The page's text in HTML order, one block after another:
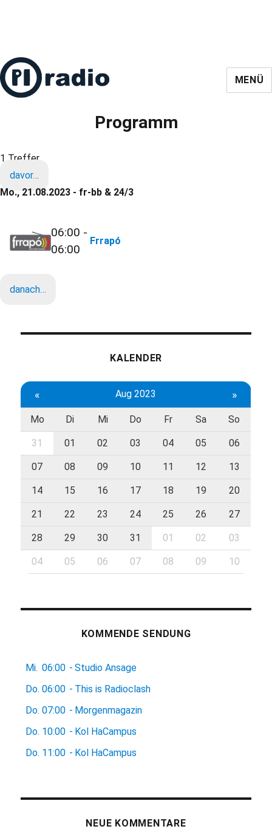
MENÜ
Programm
1 Treffer
davor…
Mo., 21.08.2023 - fr-bb & 24/3
06:00 -
06:00
Frrapó
danach…
KALENDER
« Aug 2023 »
Mo Di Mi Do Fr Sa So
31 01 02 03 04 05 06
07 08 09 10 11 12 13
14 15 16 17 18 19 20
21 22 23 24 25 26 27
28 29 30 31 01 02 03
04 05 06 07 08 09 10
KOMMENDE SENDUNG
Mi. 06:00 - Studio Ansage
Do. 06:00 - This is Radioclash
Do. 07:00 - Morgenmagazin
Do. 10:00 - Kol HaCampus
Do. 11:00 - Kol HaCampus
NEUE KOMMENTARE